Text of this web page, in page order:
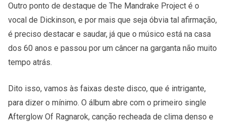
Outro ponto de destaque de The Mandrake Project é o
vocal de Dickinson, e por mais que seja óbvia tal afirmação,
é preciso destacar e saudar, já que o músico está na casa
dos 60 anos e passou por um câncer na garganta não muito
tempo atrás.
Dito isso, vamos às faixas deste disco, que é intrigante,
para dizer o mínimo. O álbum abre com o primeiro single
Afterglow Of Ragnarok, canção recheada de clima denso e